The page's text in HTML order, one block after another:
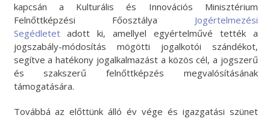
kapcsán a Kulturális és Innovációs Minisztérium
Felnőttképzési Főosztálya Jogértelmezési
Segédletetadott ki, amellyel egyértelművé tették a
jogszabály-módosítás mögötti jogalkotói szándékot,
segítve a hatékony jogalkalmazást a közös cél, a jogszerű
és szakszerű felnőttképzés megvalósításának
támogatására.
Továbbá az előttünk álló év vége és igazgatási szünet